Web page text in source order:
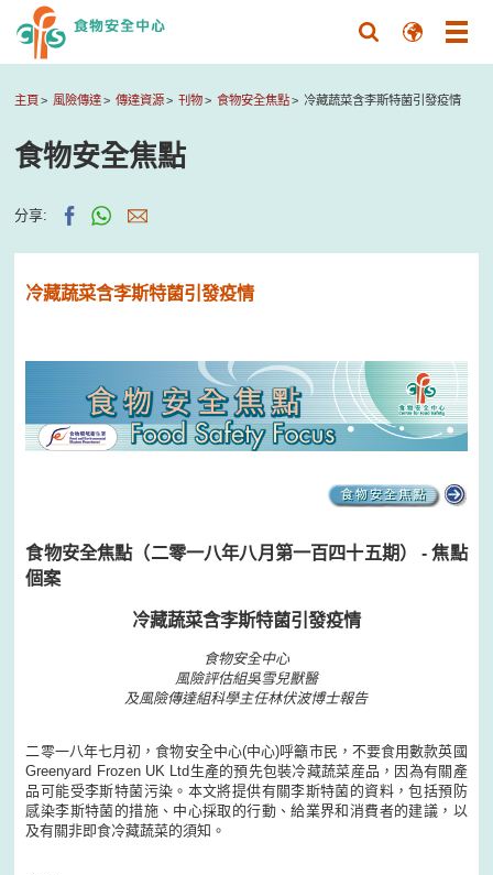
主頁 風險傳達 傳達資源 刊物 食物安全焦點 冷藏蔬菜含李斯特菌引發疫情
食物安全焦點
分享:
冷藏蔬菜含李斯特菌引發疫情
食物安全焦點（二零一八年八月第一百四十五期） - 焦點
個案
冷藏蔬菜含李斯特菌引發疫情
食物安全中心
風險評估組吳雪兒獸醫
及風險傳達組科學主任林伏波博士報告
二零一八年七月初，食物安全中心(中心)呼籲市民，不要食用數款英國
Greenyard Frozen UK Ltd生產的預先包裝冷藏蔬菜産品，因為有關產
品可能受李斯特菌污染。本文將提供有關李斯特菌的資料，包括預防
感染李斯特菌的措施、中心採取的行動、給業界和消費者的建議，以
及有關非即食冷藏蔬菜的須知。